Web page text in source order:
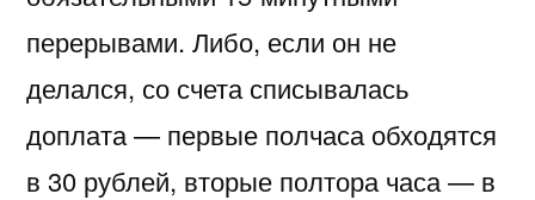
перерывами. Либо, если он не
делался, со счета списывалась
доплата — первые полчаса обходятся
в 30 рублей, вторые полтора часа — в